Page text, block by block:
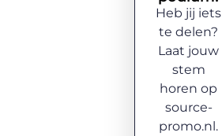
Heb jij iets
te delen?
Laat jouw
stem
horen op
source-
promo.nl.